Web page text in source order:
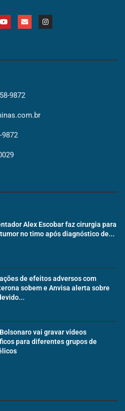
9872
9872
Alex Escobar faz cirurgia para
no timo após diagnóstico de...
de efeitos adversos com
sobem e Anvisa alerta sobre
vai gravar vídeos
para diferentes grupos de